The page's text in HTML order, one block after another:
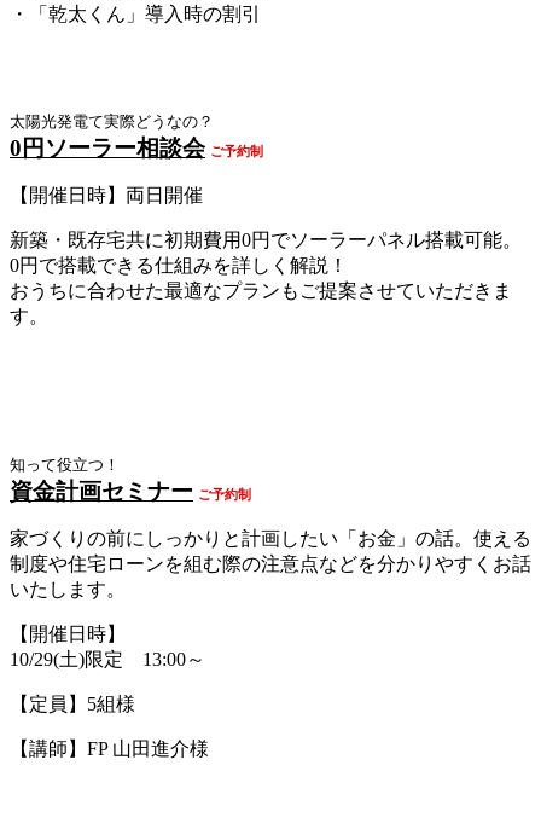
・「乾太くん」導入時の割引
太陽光発電て実際どうなの？
0円ソーラー相談会 ご予約制
【開催日時】両日開催
新築・既存宅共に初期費用0円でソーラーパネル搭載可能。
0円で搭載できる仕組みを詳しく解説！
おうちに合わせた最適なプランもご提案させていただきま
す。
知って役立つ！
資金計画セミナー ご予約制
家づくりの前にしっかりと計画したい「お金」の話。使える
制度や住宅ローンを組む際の注意点などを分かりやすくお話
いたします。
【開催日時】
10/29(土)限定 13:00～
【定員】5組様
【講師】FP 山田進介様